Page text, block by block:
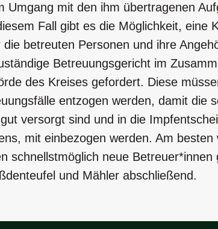
Umgang mit den ihm übertragenen
Fall gibt es die Möglichkeit, eine
betreuten Personen und ihre
Betreuungsgericht im
des Kreises gefordert. Diese
entzogen werden, damit die
versorgt sind und in die
mit einbezogen werden. Am
schnellstmöglich neue Betreuer*innen
und Mähler abschließend.